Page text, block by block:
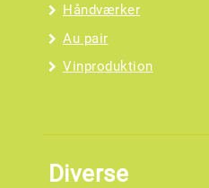
Håndværker
Au pair
Vinproduktion
Diverse